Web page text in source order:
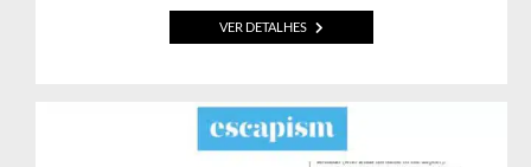
VER DETALHES